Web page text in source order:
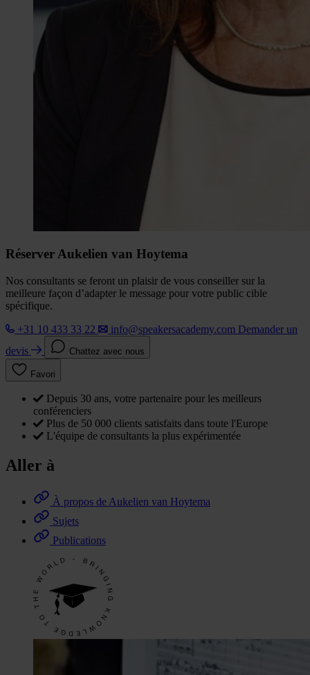
Réserver Aukelien van Hoytema
Nos consultants se feront un plaisir de vous conseiller sur la
meilleure façon d’adapter le message pour votre public cible
spécifique.
+31 10 433 33 22
info@speakersacademy.com Demander un
devis
Chattez avec nous
Favori
Depuis 30 ans, votre partenaire pour les meilleurs
conférenciers
Plus de 50 000 clients satisfaits dans toute l'Europe
L'équipe de consultants la plus expérimentée
Aller à
À propos de Aukelien van Hoytema
Sujets
Publications